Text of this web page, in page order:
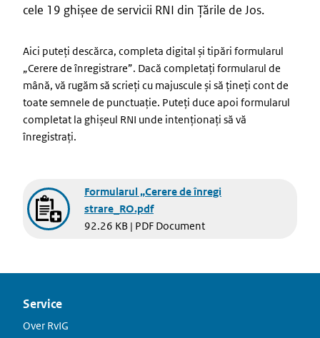
cele 19 ghișee de servicii RNI din Țările de Jos.
Aici puteți descărca, completa digital și tipări formularul
„Cerere de înregistrare”. Dacă completați formularul de
mână, vă rugăm să scrieți cu majuscule și să țineți cont de
toate semnele de punctuație. Puteți duce apoi formularul
completat la ghișeul RNI unde intenționați să vă
înregistrați.
Document
Formularul „Cerere de înregi
strare_RO.pdf
92.26 KB | PDF Document
Service
Over RvIG